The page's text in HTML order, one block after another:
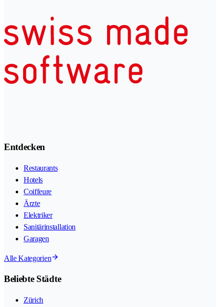
Entdecken
Restaurants
Hotels
Coiffeure
Ärzte
Elektriker
Sanitärinstallation
Garagen
Alle Kategorien
Beliebte Städte
Zürich